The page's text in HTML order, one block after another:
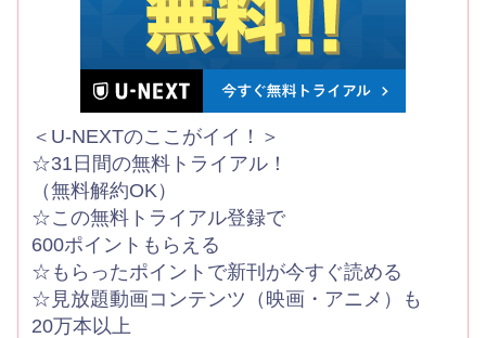
＜U-NEXTのここがイイ！＞
☆31日間の無料トライアル！
（無料解約OK）
☆この無料トライアル登録で
600ポイントもらえる
☆もらったポイントで新刊が今すぐ読める
☆見放題動画コンテンツ（映画・アニメ）も
20万本以上